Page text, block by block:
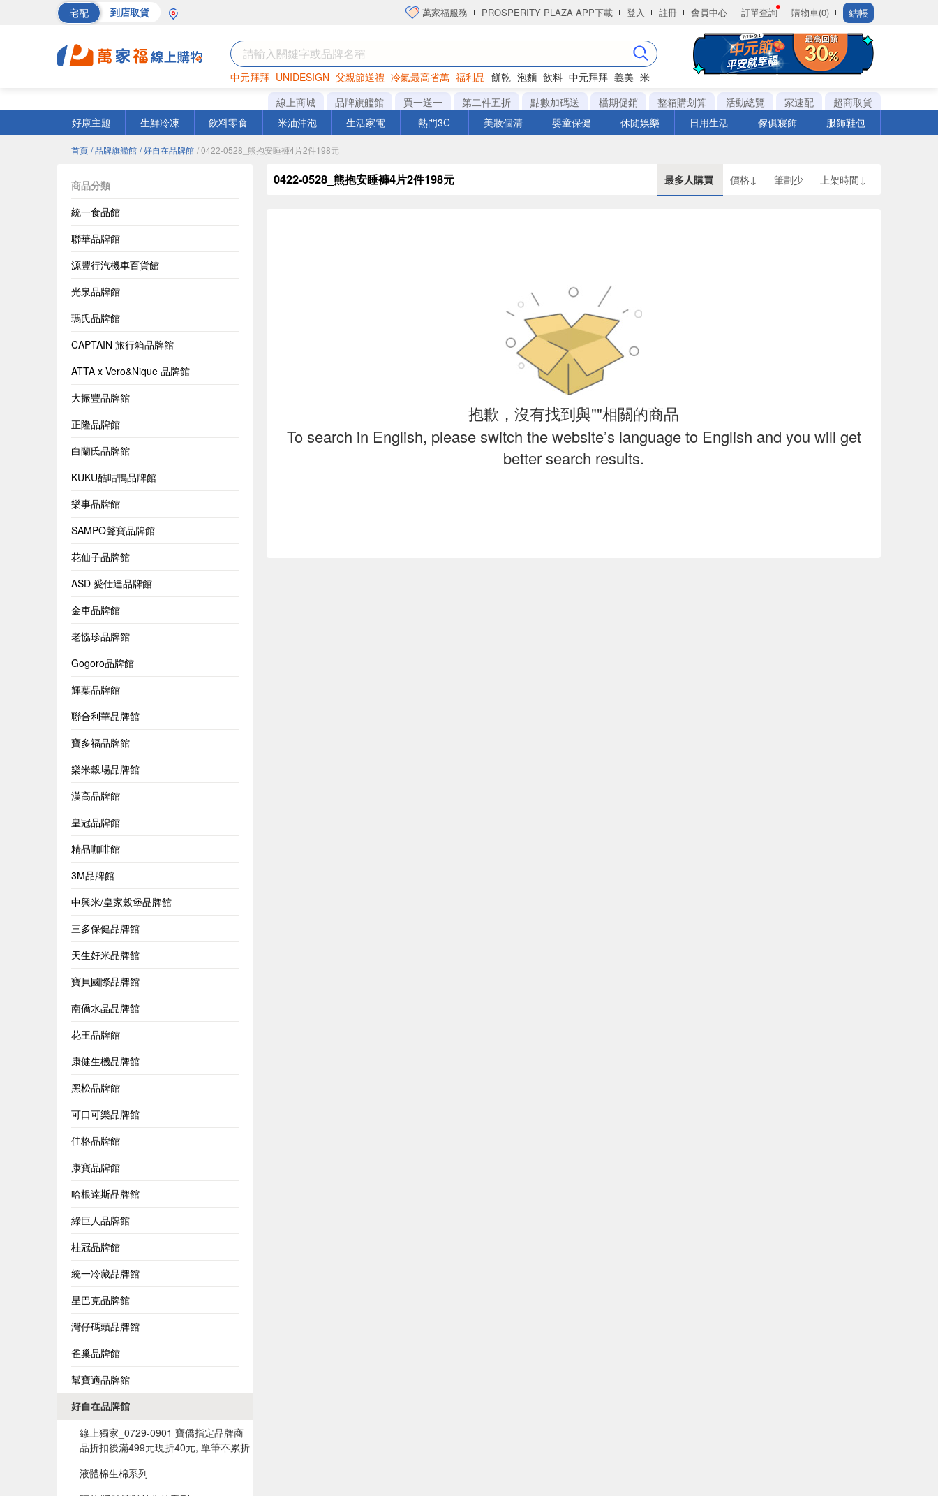
宅配 到店取貨 萬家福服務 PROSPERITY PLAZA APP下載 登入 註冊 會員中心 訂單查詢 購物車(0) 結帳
中元拜拜 UNIDESIGN 父親節送禮 冷氣最高省萬 福利品 餅乾 泡麵 飲料 中元拜拜 義美 米
巧克力 罐頭 衛生紙
線上商城 品牌旗艦館 買一送一 第二件五折 點數加碼送 檔期促銷 整箱購划算 活動總覽 家速配
超商取貨
好康主題
生鮮冷凍 飲料零食 米油沖泡 生活家電 熱門3C 美妝個清 嬰童保健 休閒娛樂 日用生活 傢俱寢飾 服飾鞋包
首頁 / 品牌旗艦館 / 好自在品牌館 / 0422-0528_熊抱安睡褲4片2件198元​
商品分類
統一食品館
聯華品牌館
源豐行汽機車百貨館
光泉品牌館
瑪氏品牌館
CAPTAIN 旅行箱品牌館
ATTA x Vero&Nique 品牌館
大振豐品牌館
正隆品牌館
白蘭氏品牌館
KUKU酷咕鴨品牌館
樂事品牌館
SAMPO聲寶品牌館
花仙子品牌館
ASD 愛仕達品牌館
金車品牌館
老協珍品牌館
Gogoro品牌館
輝葉品牌館
聯合利華品牌館
寶多福品牌館
樂米穀場品牌館
漢高品牌館
皇冠品牌館
精品咖啡館
3M品牌館
中興米/皇家穀堡品牌館
三多保健品牌館
天生好米品牌館
寶貝國際品牌館
南僑水晶品牌館
花王品牌館
康健生機品牌館
黑松品牌館
可口可樂品牌館
佳格品牌館
康寶品牌館
哈根達斯品牌館
綠巨人品牌館
桂冠品牌館
統一冷藏品牌館
星巴克品牌館
灣仔碼頭品牌館
雀巢品牌館
幫寶適品牌館
好自在品牌館
線上獨家_0729-0901 寶僑指定品牌商
品折扣後滿499元現折40元, 單筆不累折
液體棉生棉系列
0422-0528_熊抱安睡褲4片2件198元​ 最多人購買 價格↓ 筆劃少 上架時間↓
抱歉，沒有找到與""相關的商品
To search in English, please switch the website’s language to English and you will get
better search results.